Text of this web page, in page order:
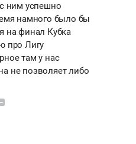
ним успешно
намного было бы
на финал Кубка
про Лигу
там у нас
не позволяет либо